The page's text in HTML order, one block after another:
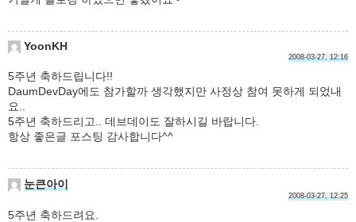
YoonKH
2008-03-27, 12:16
5주년 축하드립니다!!
DaumDevDay에도 참가할까 생각했지만 사정상 참여 못하게 되었내
요..
5주년 축하드리고.. 데브데이도 잘하시길 바랍니다.
항상 좋은글 포스팅 감사합니다^^
눈큰아이
2008-03-27, 12:25
5주년 축하드려요.